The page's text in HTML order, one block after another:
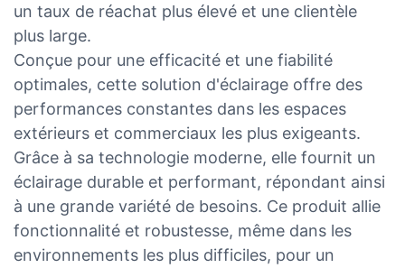
un taux de réachat plus élevé et une clientèle
plus large.
Conçue pour une efficacité et une fiabilité
optimales, cette solution d'éclairage offre des
performances constantes dans les espaces
extérieurs et commerciaux les plus exigeants.
Grâce à sa technologie moderne, elle fournit un
éclairage durable et performant, répondant ainsi
à une grande variété de besoins. Ce produit allie
fonctionnalité et robustesse, même dans les
environnements les plus difficiles, pour un